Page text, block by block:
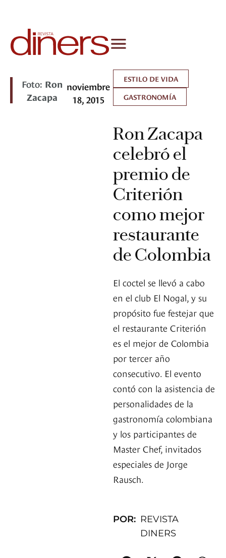
Foto: Ron
Zacapa
noviembre
18, 2015
ESTILO DE VIDA
GASTRONOMÍA
Ron Zacapa
celebró el
premio de
Criterión
como mejor
restaurante
de Colombia
El coctel se llevó a cabo
en el club El Nogal, y su
propósito fue festejar que
el restaurante Criterión
es el mejor de Colombia
por tercer año
consecutivo. El evento
contó con la asistencia de
personalidades de la
gastronomía colombiana
y los participantes de
Master Chef, invitados
especiales de Jorge
Rausch.
POR: REVISTA
DINERS